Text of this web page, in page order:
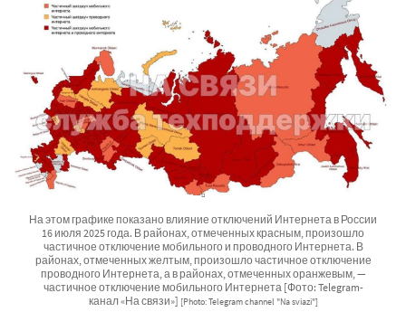
На этом графике показано влияние отключений Интернета в России
16 июля 2025 года. В районах, отмеченных красным, произошло
частичное отключение мобильного и проводного Интернета. В
районах, отмеченных желтым, произошло частичное отключение
проводного Интернета, а в районах, отмеченных оранжевым, —
частичное отключение мобильного Интернета [Фото: Telegram-
канал «На связи»] [Photo: Telegram channel "Na sviazi"]